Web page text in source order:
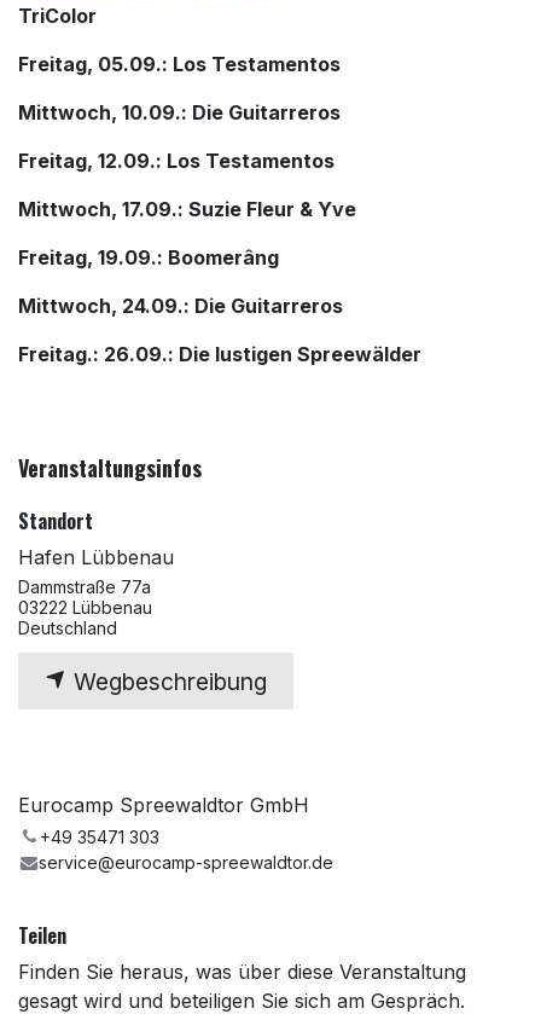
TriColor
Freitag, 05.09.: Los Testamentos
Mittwoch, 10.09.: Die Guitarreros
Freitag, 12.09.: Los Testamentos
Mittwoch, 17.09.: Suzie Fleur & Yve
Freitag, 19.09.: Boomerâng
Mittwoch, 24.09.: Die Guitarreros
Freitag.: 26.09.: Die lustigen Spreewälder
Veranstaltungsinfos
Standort
Hafen Lübbenau
Dammstraße 77a
03222 Lübbenau
Deutschland
Wegbeschreibung
Eurocamp Spreewaldtor GmbH
+49 35471 303
service@eurocamp-spreewaldtor.de
Teilen
Finden Sie heraus, was über diese Veranstaltung
gesagt wird und beteiligen Sie sich am Gespräch.